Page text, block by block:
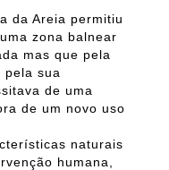
da Areia permitiu
zona balnear
mas que pela
pela sua
de uma
de um novo uso
naturais
humana,